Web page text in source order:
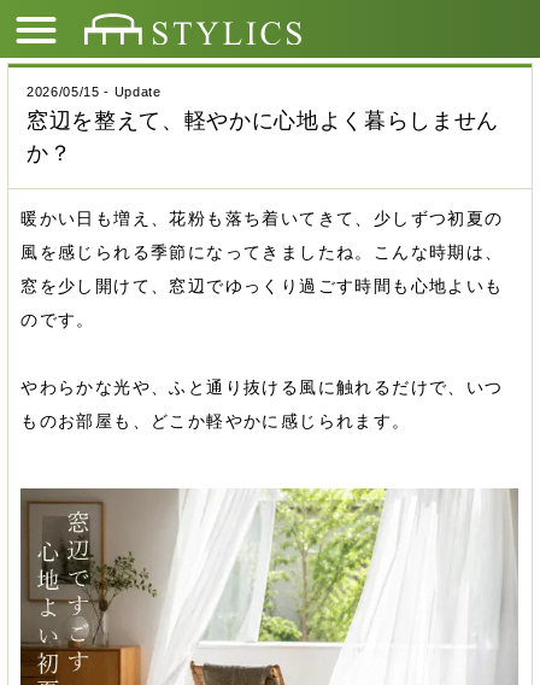
2026/05/15 - Update
窓辺を整えて、軽やかに心地よく暮らしません
か？
暖かい日も増え、花粉も落ち着いてきて、少しずつ初夏の
風を感じられる季節になってきましたね。こんな時期は、
窓を少し開けて、窓辺でゆっくり過ごす時間も心地よいも
のです。
やわらかな光や、ふと通り抜ける風に触れるだけで、いつ
ものお部屋も、どこか軽やかに感じられます。